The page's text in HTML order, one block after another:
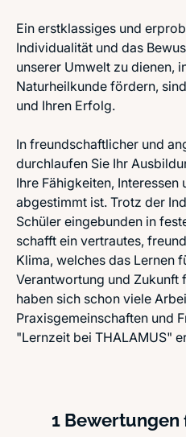
Ein erstklassiges und
Individualität und das
unserer Umwelt zu dienen,
Naturheilkunde fördern,
und Ihren Erfolg.
In freundschaftlicher und
durchlaufen Sie Ihr
Ihre Fähigkeiten,
abgestimmt ist. Trotz der
Schüler eingebunden in
schafft ein vertrautes,
Klima, welches das Lernen
Verantwortung und
haben sich schon viele
Praxisgemeinschaften und
"Lernzeit bei THALAMUS"
1 Bewertungen